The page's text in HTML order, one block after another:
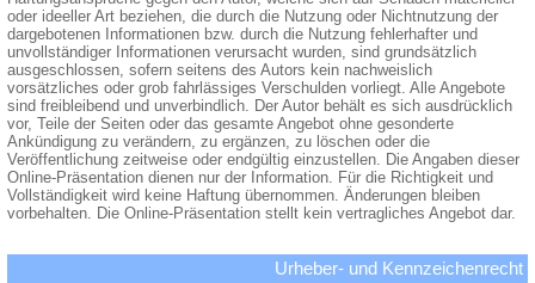
oder ideeller Art beziehen, die durch die Nutzung oder Nichtnutzung der
dargebotenen Informationen bzw. durch die Nutzung fehlerhafter und
unvollständiger Informationen verursacht wurden, sind grundsätzlich
ausgeschlossen, sofern seitens des Autors kein nachweislich
vorsätzliches oder grob fahrlässiges Verschulden vorliegt. Alle Angebote
sind freibleibend und unverbindlich. Der Autor behält es sich ausdrücklich
vor, Teile der Seiten oder das gesamte Angebot ohne gesonderte
Ankündigung zu verändern, zu ergänzen, zu löschen oder die
Veröffentlichung zeitweise oder endgültig einzustellen. Die Angaben dieser
Online-Präsentation dienen nur der Information. Für die Richtigkeit und
Vollständigkeit wird keine Haftung übernommen. Änderungen bleiben
vorbehalten. Die Online-Präsentation stellt kein vertragliches Angebot dar.
Urheber- und Kennzeichenrecht